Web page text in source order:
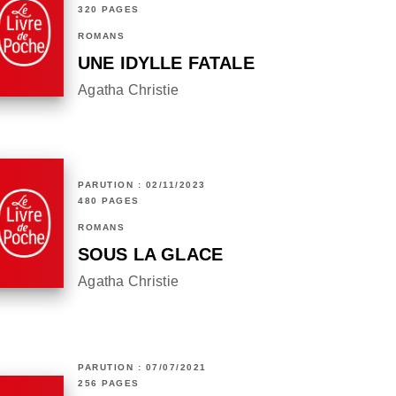
320 PAGES
ROMANS
UNE IDYLLE FATALE
Agatha Christie
PARUTION : 02/11/2023
480 PAGES
ROMANS
SOUS LA GLACE
Agatha Christie
PARUTION : 07/07/2021
256 PAGES